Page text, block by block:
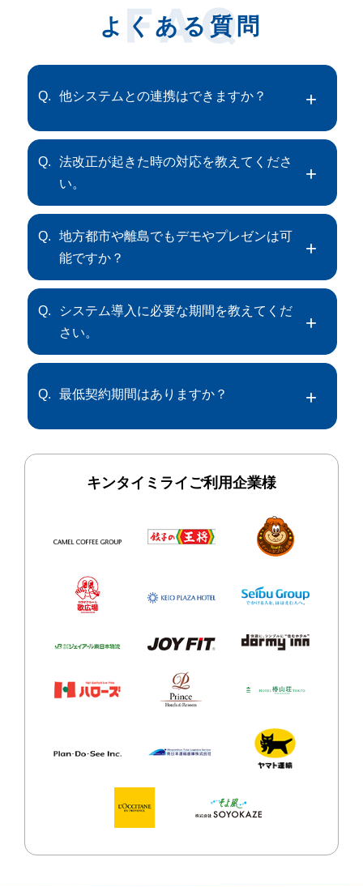
よくある質問
Q. 他システムとの連携はできますか？
Q.
法改正が起きた時の対応を教えてくださ
い。
Q.
地方都市や離島でもデモやプレゼンは可
能ですか？
Q.
システム導入に必要な期間を教えてくだ
さい。
Q. 最低契約期間はありますか？
キンタイミライご利用企業様